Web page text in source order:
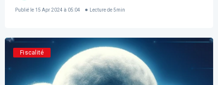
Publié le 15 Apr 2024 à 05:04 Lecture de 5min
Fiscalité